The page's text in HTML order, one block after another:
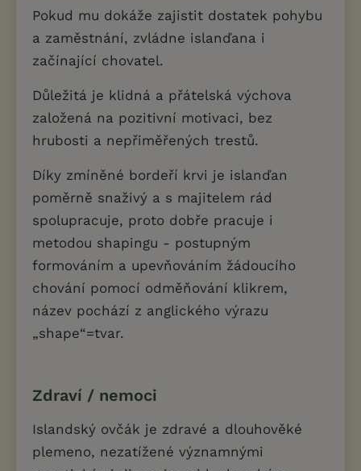
Pokud mu dokáže zajistit dostatek pohybu
a zaměstnání, zvládne islanďana i
začínající chovatel.
Důležitá je klidná a přátelská výchova
založená na pozitivní motivaci, bez
hrubosti a nepřiměřených trestů.
Díky zmíněné bordeří krvi je islanďan
poměrně snaživý a s majitelem rád
spolupracuje, proto dobře pracuje i
metodou shapingu - postupným
formováním a upevňováním žádoucího
chování pomocí odměňování klikrem,
název pochází z anglického výrazu
„shape“=tvar.
Zdraví / nemoci
Islandský ovčák je zdravé a dlouhověké
plemeno, nezatížené významnými